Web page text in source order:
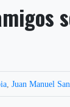
,Juan Manuel